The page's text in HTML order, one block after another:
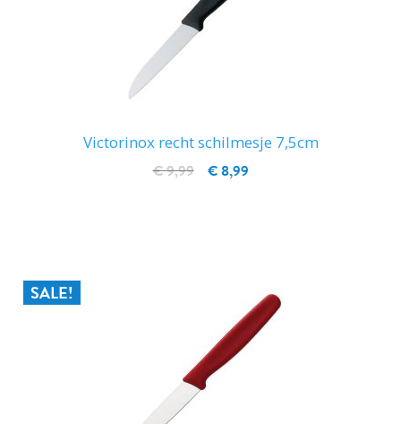
Victorinox recht schilmesje 7,5cm
€ 8,99
€ 9,99
SALE!